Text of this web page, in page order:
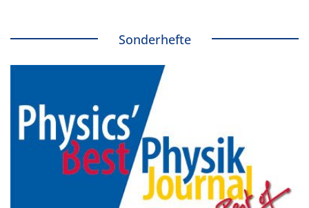
Sonderhefte